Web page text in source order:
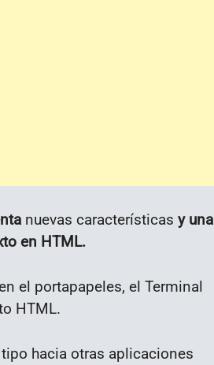
nuevas características y una
en HTML.
el portapapeles, el Terminal
HTML.
hacia otras aplicaciones